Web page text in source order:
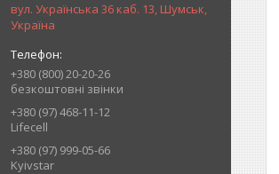
вул. Українська 36 каб. 13, Шумськ,
Україна
+380 (800) 20-20-26
безкоштовні звінки
+380 (97) 468-11-12
Lifecell
+380 (97) 999-05-66
Kyivstar